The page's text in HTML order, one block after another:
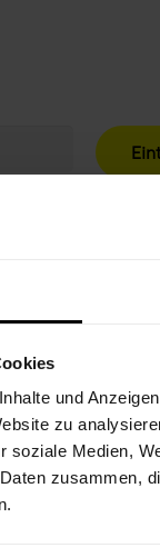
und
zu
soziale Medien,
zusammen,